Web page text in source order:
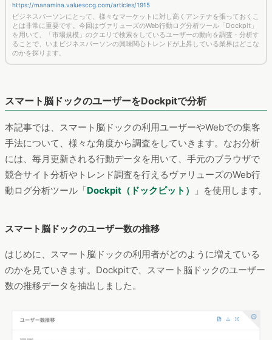
https://manamina.valuesccg.com/articles/1915
ビジネスパーソンにとって、様々なマーケットに対し高くアンテナを張っておくこ
とは非常に重要です。今回はヴァリューズのWeb行動ログ分析ツール「Dockpit」
を用いて、「市場規模」のクエリで検索をしているユーザーの動向を調査・分析す
ることで、いまビジネスパーソンの興味関心トレンドが上昇している業界はどこな
のかを探ります。
スマート脳ドックのユーザーをDockpitで分析
本記事では、スマート脳ドックの利用ユーザーやWebでの集客
手法について、様々な角度から調査をしていきます。なお分析
には、毎月更新される行動データを用いて、手元のブラウザで
競合サイト分析やトレンド調査を行えるヴァリューズのWeb行
動ログ分析ツール「Dockpit（ドックピット） 」を使用します。
スマート脳ドックのユーザー数の推移
はじめに、スマート脳ドックの利用者がどのように増えている
のかを見ていきます。Dockpitで、スマート脳ドックのユーザー
数の推移データを抽出しました。